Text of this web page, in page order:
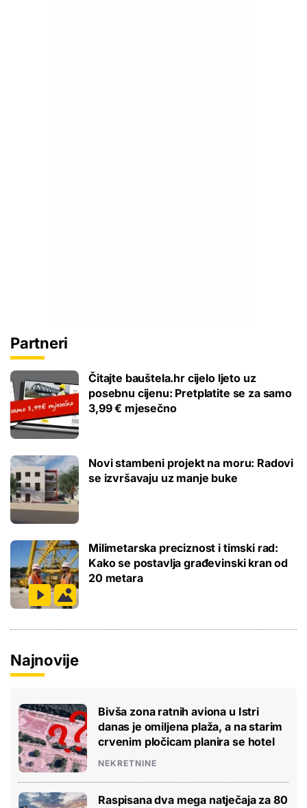
Partneri
Čitajte bauštela.hr cijelo ljeto uz
posebnu cijenu: Pretplatite se za samo
3,99 € mjesečno
Novi stambeni projekt na moru: Radovi
se izvršavaju uz manje buke
Milimetarska preciznost i timski rad:
Kako se postavlja građevinski kran od
20 metara
Najnovije
Bivša zona ratnih aviona u Istri
danas je omiljena plaža, a na starim
crvenim pločicam planira se hotel
NEKRETNINE
Raspisana dva mega natječaja za 80